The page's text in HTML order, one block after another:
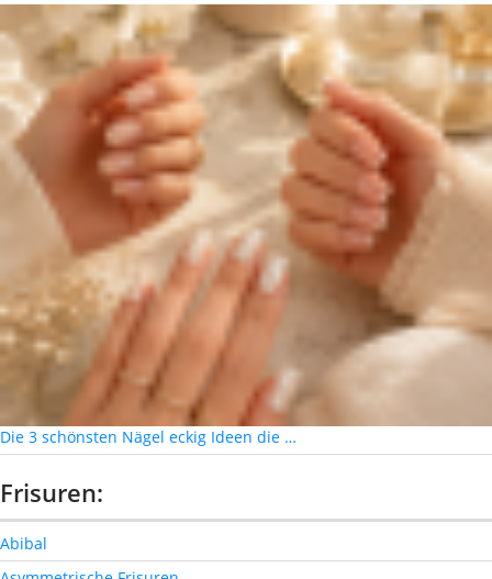
Die 3 schönsten Nägel eckig Ideen die …
Frisuren:
Abibal